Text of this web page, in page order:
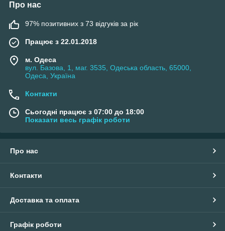
Про нас
97% позитивних з 73 відгуків за рік
Працює з 22.01.2018
м. Одеса
вул. Базова, 1, маг. 3535, Одеська область, 65000,
Одеса, Україна
Контакти
Сьогодні працює з 07:00 до 18:00
Показати весь графік роботи
Про нас
Контакти
Доставка та оплата
Графік роботи